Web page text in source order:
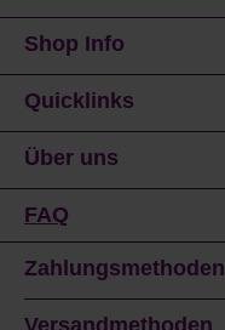
Shop Info
Quicklinks
Über uns
FAQ
Zahlungsmethoden